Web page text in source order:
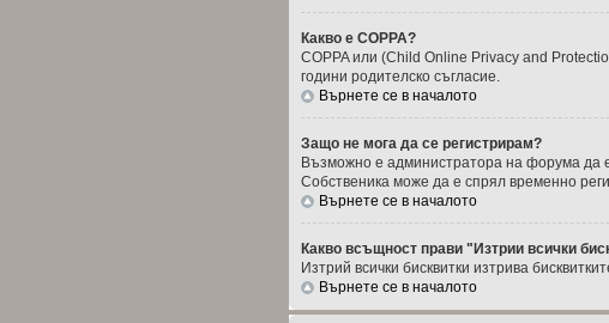
Какво е COPPA?
COPPA или (Child Online Privacy and
години родителско съгласие.
Върнете се в началото
Защо не мога да се регистрирам?
Възможно е администратора на форума да
Собственика може да е спрял временно
Върнете се в началото
Какво всъщност прави "Изтрии всички
Изтрий всички бисквитки изтрива
Върнете се в началото